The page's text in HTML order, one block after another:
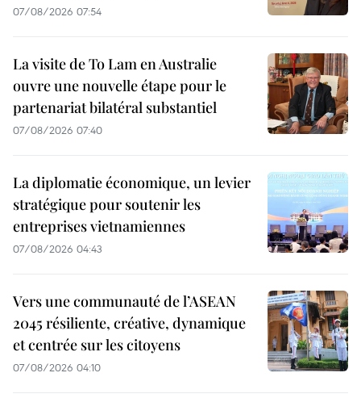
07/08/2026 07:54
La visite de To Lam en Australie
ouvre une nouvelle étape pour le
partenariat bilatéral substantiel
07/08/2026 07:40
La diplomatie économique, un levier
stratégique pour soutenir les
entreprises vietnamiennes
07/08/2026 04:43
Vers une communauté de l’ASEAN
2045 résiliente, créative, dynamique
et centrée sur les citoyens
07/08/2026 04:10